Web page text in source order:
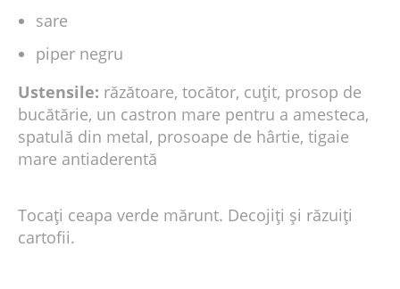
sare
piper negru
Ustensile: răzătoare, tocător, cuțit, prosop de
bucătărie, un castron mare pentru a amesteca,
spatulă din metal, prosoape de hârtie, tigaie
mare antiaderentă
Tocați ceapa verde mărunt. Decojiți și răzuiți
cartofii.